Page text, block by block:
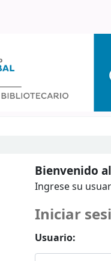
Bienvenido
Ingrese su
Iniciar
Usuario: